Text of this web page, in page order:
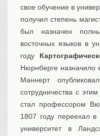
свое обучение в
получил степень
был назначен
восточных языков в
году
Нюрнберге назначило
Маннерт
сотрудничества с
стал профессором
1807 году переехал
университет в